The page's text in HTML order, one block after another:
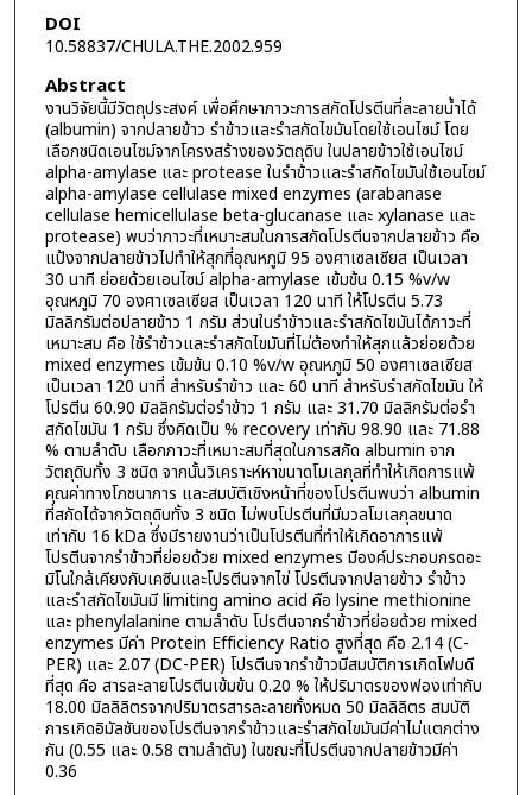
DOI
10.58837/CHULA.THE.2002.959
Abstract
งานวิจัยนี้มีวัตถุประสงค์ เพื่อศึกษาภาวะการสกัดโปรตีนที่ละลายน้ำได้
(albumin) จากปลายข้าว รำข้าวและรำสกัดไขมันโดยใช้เอนไซม์ โดย
เลือกชนิดเอนไซม์จากโครงสร้างของวัตถุดิบ ในปลายข้าวใช้เอนไซม์
alpha-amylase และ protease ในรำข้าวและรำสกัดไขมันใช้เอนไซม์
alpha-amylase cellulase mixed enzymes (arabanase
cellulase hemicellulase beta-glucanase และ xylanase และ
protease) พบว่าภาวะที่เหมาะสมในการสกัดโปรตีนจากปลายข้าว คือ
แป้งจากปลายข้าวไปทำให้สุกที่อุณหภูมิ 95 องศาเซลเซียส เป็นเวลา
30 นาที ย่อยด้วยเอนไซม์ alpha-amylase เข้มข้น 0.15 %v/w
อุณหภูมิ 70 องศาเซลเซียส เป็นเวลา 120 นาที ให้โปรตีน 5.73
มิลลิกรัมต่อปลายข้าว 1 กรัม ส่วนในรำข้าวและรำสกัดไขมันได้ภาวะที่
เหมาะสม คือ ใช้รำข้าวและรำสกัดไขมันที่ไม่ต้องทำให้สุกแล้วย่อยด้วย
mixed enzymes เข้มข้น 0.10 %v/w อุณหภูมิ 50 องศาเซลเซียส
เป็นเวลา 120 นาที่ สำหรับรำข้าว และ 60 นาที สำหรับรำสกัดไขมัน ให้
โปรตีน 60.90 มิลลิกรัมต่อรำข้าว 1 กรัม และ 31.70 มิลลิกรัมต่อรำ
สกัดไขมัน 1 กรัม ซึ่งคิดเป็น % recovery เท่ากับ 98.90 และ 71.88
% ตามลำดับ เลือกภาวะที่เหมาะสมที่สุดในการสกัด albumin จาก
วัตถุดิบทั้ง 3 ชนิด จากนั้นวิเคราะห์หาขนาดโมเลกุลที่ทำให้เกิดการแพ้
คุณค่าทางโภชนาการ และสมบัติเชิงหน้าที่ของโปรตีนพบว่า albumin
ที่สกัดได้จากวัตถุดิบทั้ง 3 ชนิด ไม่พบโปรตีนที่มีมวลโมเลกุลขนาด
เท่ากับ 16 kDa ซึ่งมีรายงานว่าเป็นโปรตีนที่ทำให้เกิดอาการแพ้
โปรตีนจากรำข้าวที่ย่อยด้วย mixed enzymes มีองค์ประกอบกรดอะ
มิโนใกล้เคียงกับเคซีนและโปรตีนจากไข่ โปรตีนจากปลายข้าว รำข้าว
และรำสกัดไขมันมี limiting amino acid คือ lysine methionine
และ phenylalanine ตามลำดับ โปรตีนจากรำข้าวที่ย่อยด้วย mixed
enzymes มีค่า Protein Efficiency Ratio สูงที่สุด คือ 2.14 (C-
PER) และ 2.07 (DC-PER) โปรตีนจากรำข้าวมีสมบัติการเกิดโฟมดี
ที่สุด คือ สารละลายโปรตีนเข้มข้น 0.20 % ให้ปริมาตรของฟองเท่ากับ
18.00 มิลลิลิตรจากปริมาตรสารละลายทั้งหมด 50 มิลลิลิตร สมบัติ
การเกิดอิมัลชันของโปรตีนจากรำข้าวและรำสกัดไขมันมีค่าไม่แตกต่าง
กัน (0.55 และ 0.58 ตามลำดับ) ในขณะที่โปรตีนจากปลายข้าวมีค่า
0.36